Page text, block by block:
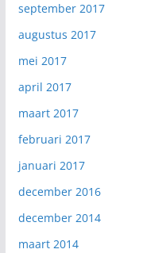
september 2017
augustus 2017
mei 2017
april 2017
maart 2017
februari 2017
januari 2017
december 2016
december 2014
maart 2014